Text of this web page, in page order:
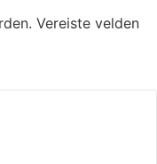
Vereiste velden